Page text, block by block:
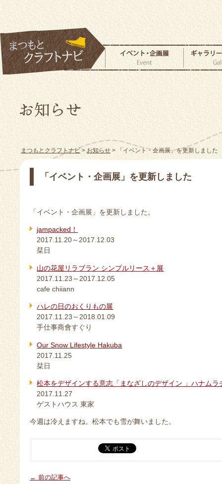
まつもとクラフトナビ>お知らせ> 「イベント・企画展」を更新しました
「イベント・企画展」を更新しました
「イベント・企画展」を更新しました。
jampacked！
2017.11.20～2017.12.03
栞日
山の花屋リラブラン シンプルリース＋展
2017.11.23～2017.12.05
cafe chiiann
ハレの日のおくりもの展
2017.11.23～2018.01.09
手仕事商會すぐり
Our Snow Lifestyle Hakuba
2017.11.25
栞日
松本をデザインする意志「まなざしのデザイン 」ハナム
2017.11.27
ゲストハウス 東家
今週は冷えますね。松本でも雪が舞いました。
← 前の記事へ